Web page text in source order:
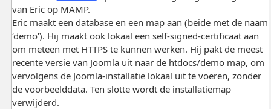
van Eric op MAMP.
Eric maakt een database en een map aan (beide met de naam
‘demo’). Hij maakt ook lokaal een self-signed-certificaat aan
om meteen met HTTPS te kunnen werken. Hij pakt de meest
recente versie van Joomla uit naar de htdocs/demo map, om
vervolgens de Joomla-installatie lokaal uit te voeren, zonder
de voorbeelddata. Ten slotte wordt de installatiemap
verwijderd.